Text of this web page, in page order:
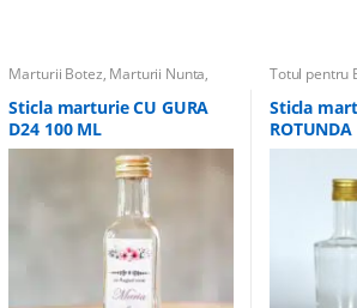
Marturii Botez, Marturii Nunta,
, Sticle marturii &
Accesorii,Totul pentru Botez
Sticla marturie CU GURA
D24 100 ML
Totul pentru
Sticle
Marturii,
Sticla
ROTUNDA